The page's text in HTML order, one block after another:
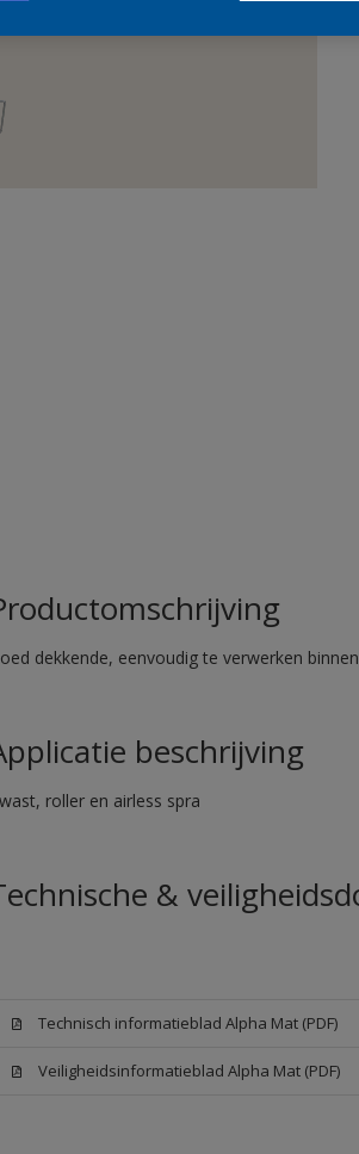
dekkende, eenvoudig te verwerken
beschrijving
roller en airless spra
&
Technisch informatieblad Alpha Mat (PDF)
Veiligheidsinformatieblad Alpha Mat (PDF)